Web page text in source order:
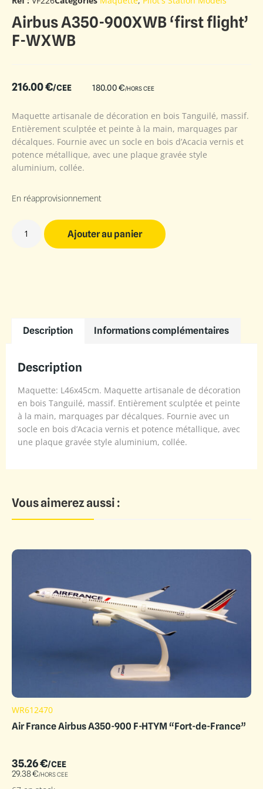
Airbus A350-900XWB ‘first flight’
F-WXWB
216.00€/CEE 180.00€/HORS CEE
Maquette artisanale de décoration en bois Tanguilé, massif.
Entièrement sculptée et peinte à la main, marquages par
décalques. Fournie avec un socle en bois d’Acacia vernis et
potence métallique, avec une plaque gravée style
aluminium, collée.
En réapprovisionnement
Ajouter au panier
Description Informations complémentaires
Description
Maquette: L46x45cm. Maquette artisanale de décoration
en bois Tanguilé, massif. Entièrement sculptée et peinte
à la main, marquages par décalques. Fournie avec un
socle en bois d’Acacia vernis et potence métallique, avec
une plaque gravée style aluminium, collée.
Vous aimerez aussi :
WR612470
Air France Airbus A350-900 F-HTYM “Fort-de-France”
35.26€/CEE
29.38€/HORS CEE